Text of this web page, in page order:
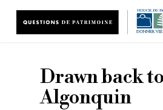
Drawn back to
Algonquin